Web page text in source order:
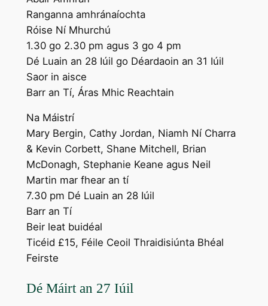
Ranganna amhránaíochta
Róise Ní Mhurchú
1.30 go 2.30 pm agus 3 go 4 pm
Dé Luain an 28 Iúil go Déardaoin an 31 Iúil
Saor in aisce
Barr an Tí, Áras Mhic Reachtain
Na Máistrí
Mary Bergin, Cathy Jordan, Niamh Ní Charra
& Kevin Corbett, Shane Mitchell, Brian
McDonagh, Stephanie Keane agus Neil
Martin mar fhear an tí
7.30 pm Dé Luain an 28 Iúil
Barr an Tí
Beir leat buidéal
Ticéid £15, Féile Ceoil Thraidisiúnta Bhéal
Feirste
Dé Máirt an 27 Iúil